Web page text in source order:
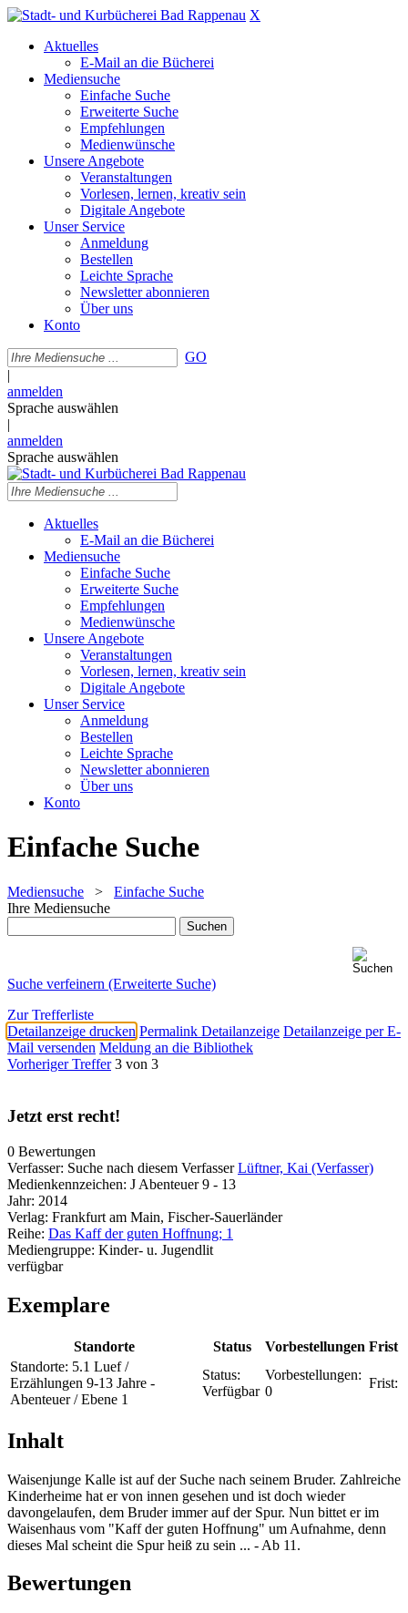
X
Aktuelles
E-Mail an die Bücherei
Mediensuche
Einfache Suche
Erweiterte Suche
Empfehlungen
Medienwünsche
Unsere Angebote
Veranstaltungen
Vorlesen, lernen, kreativ sein
Digitale Angebote
Unser Service
Anmeldung
Bestellen
Leichte Sprache
Newsletter abonnieren
Über uns
Konto
GO
|
anmelden
Sprache auswählen
|
anmelden
Sprache auswählen
Aktuelles
E-Mail an die Bücherei
Mediensuche
Einfache Suche
Erweiterte Suche
Empfehlungen
Medienwünsche
Unsere Angebote
Veranstaltungen
Vorlesen, lernen, kreativ sein
Digitale Angebote
Unser Service
Anmeldung
Bestellen
Leichte Sprache
Newsletter abonnieren
Über uns
Konto
Einfache Suche
Mediensuche > Einfache Suche
Ihre Mediensuche
Suche verfeinern (Erweiterte Suche)
Zur Trefferliste
Detailanzeige drucken Permalink Detailanzeige Detailanzeige per E-
Mail versenden Meldung an die Bibliothek
Vorheriger Treffer 3 von 3
Jetzt erst recht!
0 Bewertungen
Verfasser: Suche nach diesem Verfasser Lüftner, Kai (Verfasser)
Medienkennzeichen: J Abenteuer 9 - 13
Jahr: 2014
Verlag: Frankfurt am Main, Fischer-Sauerländer
Reihe: Das Kaff der guten Hoffnung; 1
Mediengruppe: Kinder- u. Jugendlit
verfügbar
Exemplare
Standorte Status Vorbestellungen Frist
Standorte: 5.1 Luef /
Erzählungen 9-13 Jahre -
Abenteuer / Ebene 1
Status:
Verfügbar
Vorbestellungen:
0
Frist:
Inhalt
Waisenjunge Kalle ist auf der Suche nach seinem Bruder. Zahlreiche
Kinderheime hat er von innen gesehen und ist doch wieder
davongelaufen, dem Bruder immer auf der Spur. Nun bittet er im
Waisenhaus vom "Kaff der guten Hoffnung" um Aufnahme, denn
dieses Mal scheint die Spur heiß zu sein ... - Ab 11.
Bewertungen